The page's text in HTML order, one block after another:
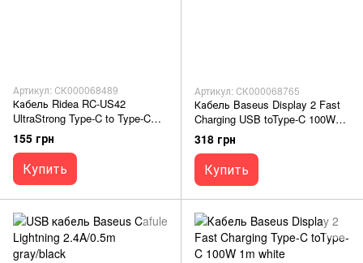
Артикул: СК000068489
Кабель Ridea RC-US42
UltraStrong Type-C to Type-C
60W 0.25m black
155 грн
Купить
Артикул: СК000068765
Кабель Baseus Display 2 Fast
Charging USB toType-C 100W
1m black
318 грн
Купить